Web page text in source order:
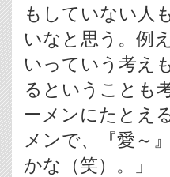
もしていない人
いなと思う。例
いっていう考え
るということも
ーメンにたとえ
メンで、『愛～
かな（笑）。」